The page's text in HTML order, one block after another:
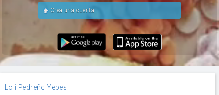
Crea una cuenta
Loli Pedreño Yepes